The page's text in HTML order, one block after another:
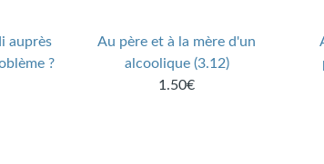
auprès
?
Au père et à la mère d'un
alcoolique (3.12)
1.50€